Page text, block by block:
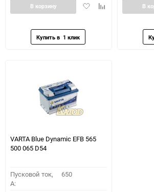
ДобавитьДобавить
В корзину В
VARTA Blue Dynamic EFB 565
500 065 D54
Пусковой ток,
A:
650